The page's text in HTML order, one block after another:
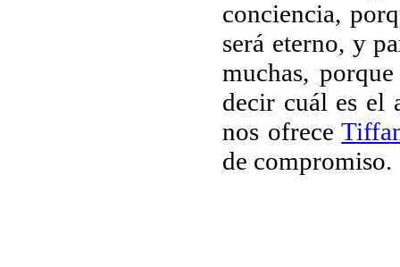
conciencia,
será eterno, y
muchas,
decir cuál es el
nos ofrece
de compromiso.